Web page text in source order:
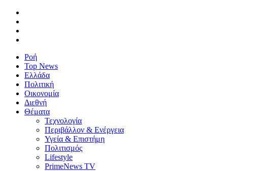
Ροή
Top News
Ελλάδα
Πολιτική
Οικονομία
Διεθνή
Θέματα
Τεχνολογία
Περιβάλλον & Ενέργεια
Υγεία & Επιστήμη
Πολιτισμός
Lifestyle
PrimeNews TV